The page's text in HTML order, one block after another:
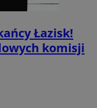
Łazisk!
komisji